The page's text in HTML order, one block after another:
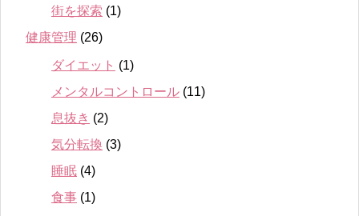
街を探索 (1)
健康管理 (26)
ダイエット (1)
メンタルコントロール (11)
息抜き (2)
気分転換 (3)
睡眠 (4)
食事 (1)